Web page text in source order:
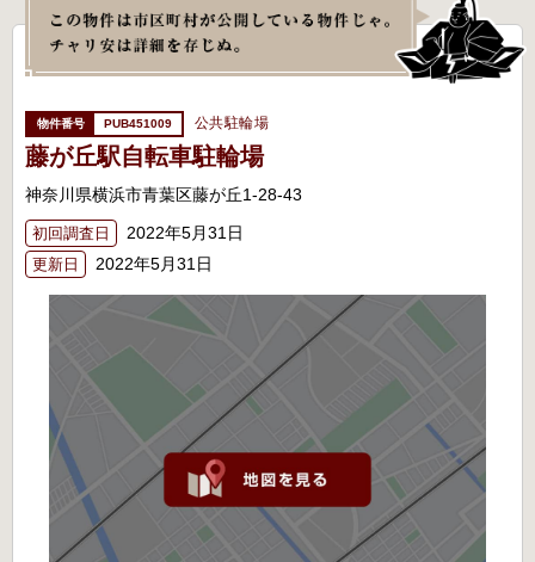
PUB451009 公共駐輪場
藤が丘駅自転車駐輪場
神奈川県横浜市青葉区藤が丘1-28-43
初回調査日 2022年5月31日
更新日 2022年5月31日